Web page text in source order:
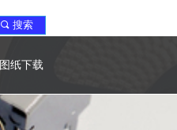
图纸下载
끠 搜索